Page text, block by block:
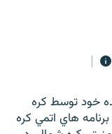
خود توسط کره
هاي اتمي کره